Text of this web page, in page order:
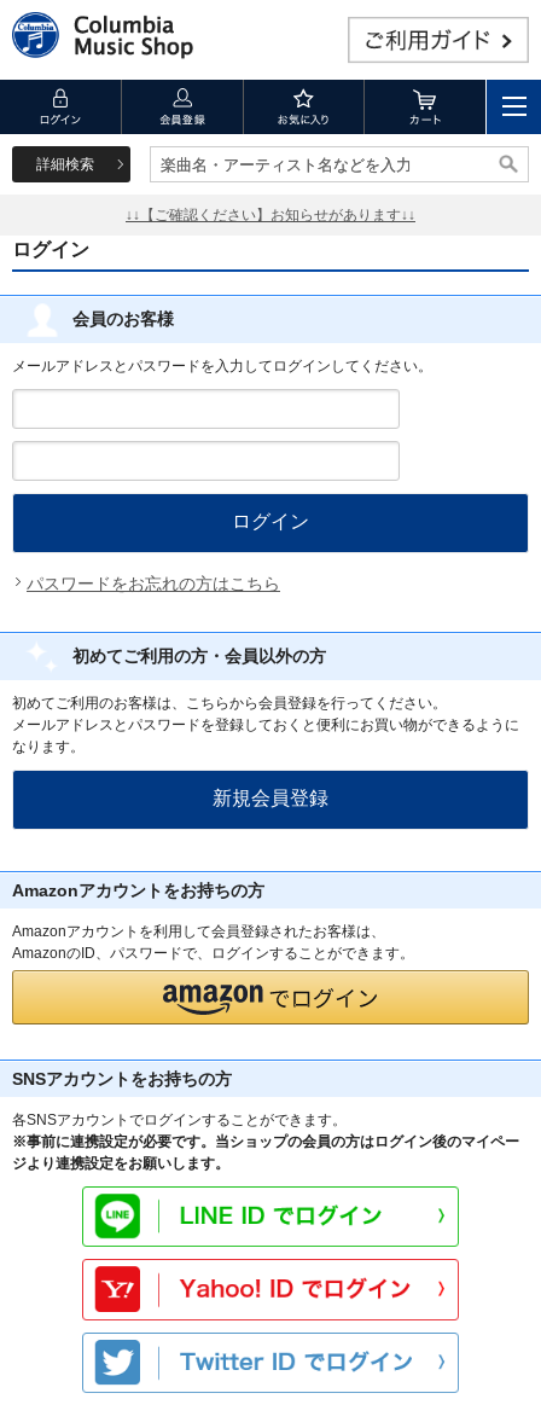
詳細検索 楽曲名・アーティスト名などを入力
楽曲名・アーティスト名などを入力
↓↓【ご確認ください】お知らせがあります↓↓
ログイン
会員のお客様
メールアドレスとパスワードを入力してログインしてください。
パスワードをお忘れの方はこちら
初めてご利用の方・会員以外の方
初めてご利用のお客様は、こちらから会員登録を行ってください。
メールアドレスとパスワードを登録しておくと便利にお買い物ができるように
なります。
Amazonアカウントをお持ちの方
Amazonアカウントを利用して会員登録されたお客様は、
AmazonのID、パスワードで、ログインすることができます。
SNSアカウントをお持ちの方
各SNSアカウントでログインすることができます。
※事前に連携設定が必要です。当ショップの会員の方はログイン後のマイペー
ジより連携設定をお願いします。